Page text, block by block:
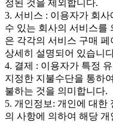
정된 것을 제외합니다.
3. 서비스 : 이용자가 회
수 있는 회사의 서비스를
은 각각의 서비스 구매
상세히 설명되어 있습니
4. 결제 : 이용자가 특정
지정한 지불수단을 통하
불하는 것을 의미합니다.
5. 개인정보: 개인에 대한
의 사항에 의하여 해당